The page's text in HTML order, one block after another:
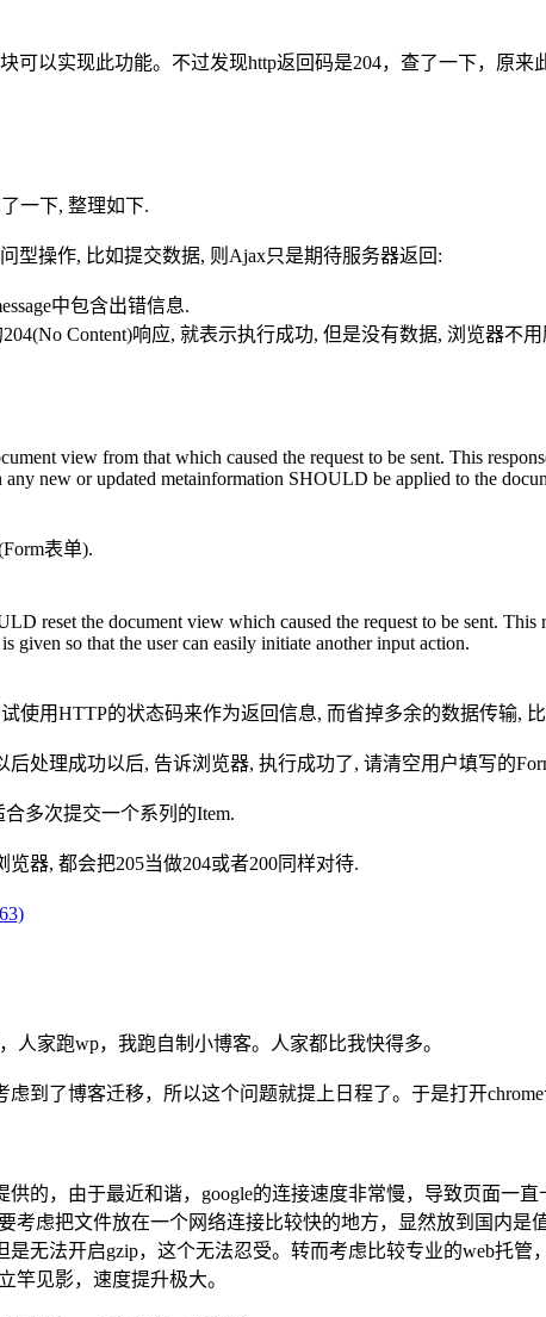
可以实现此功能。不过发现http返回码是204，查了一下，原
一下, 整理如下.
型操作, 比如提交数据, 则Ajax只是期待服务器返回:
中包含出错信息.
Content)响应, 就表示执行成功, 但是没有数据, 浏览器不
view from that which caused the request to be sent. This
any new or updated metainformation SHOULD be applied to the
表单).
reset the document view which caused the request to be sent.
so that the user can easily initiate another input action.
使用HTTP的状态码来作为返回信息, 而省掉多余的数据传输,
处理成功以后, 告诉浏览器, 执行成功了, 请清空用户填写的
多次提交一个系列的Item.
器, 都会把205当做204或者200同样对待.
人家跑wp，我跑自制小博客。人家都比我快得多。
到了博客迁移，所以这个问题就提上日程了。于是打开chrome
的，由于最近和谐，google的连接速度非常慢，导致页面一直
考虑把文件放在一个网络连接比较快的地方，显然放到国内是
无法开启gzip，这个无法忍受。转而考虑比较专业的web托管
竿见影，速度提升极大。